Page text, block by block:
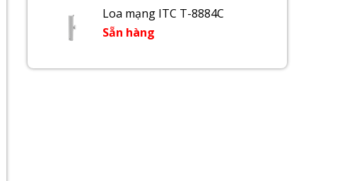
Loa mạng ITC T-8884C
Sẵn hàng